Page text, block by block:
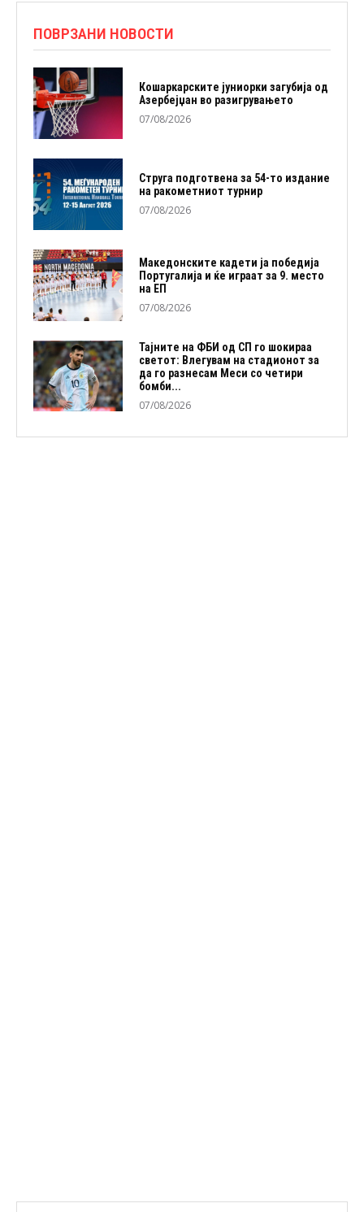
ПОВРЗАНИ НОВОСТИ
Кошаркарските јуниорки загубија од
Азербејџан во разигрувањето
07/08/2026
Струга подготвена за 54-то издание
на ракометниот турнир
07/08/2026
Македонските кадети ја победија
Португалија и ќе играат за 9. место
на ЕП
07/08/2026
Тајните на ФБИ од СП го шокираа
светот: Влегувам на стадионот за
да го разнесам Меси со четири
бомби...
07/08/2026